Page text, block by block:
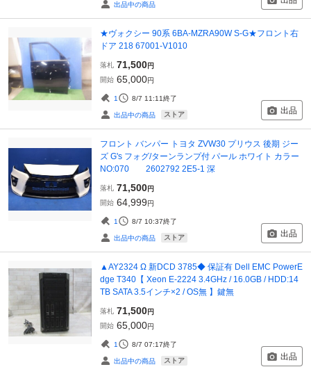
出品中の商品
★ヴォクシー 90系 6BA-MZRA90W S-G★フロント右
ドア 218 67001-V1010
落札 71,500円
開始 65,000円
1 8/7 11:11終了
出品中の商品 ストア 出品
フロント バンパー トヨタ ZVW30 プリウス 後期 ジー
ズ G's フォグ/ターンランプ付 パール ホワイト カラー
NO:070 2602792 2E5-1 深
落札 71,500円
開始 64,999円
1 8/7 10:37終了
出品中の商品 ストア 出品
▲AY2324 Ω 新DCD 3785◆ 保証有 Dell EMC PowerE
dge T340【 Xeon E-2224 3.4GHz / 16.0GB / HDD:14
TB SATA 3.5インチ×2 / OS無 】鍵無
落札 71,500円
開始 65,000円
1 8/7 07:17終了
出品中の商品 ストア 出品